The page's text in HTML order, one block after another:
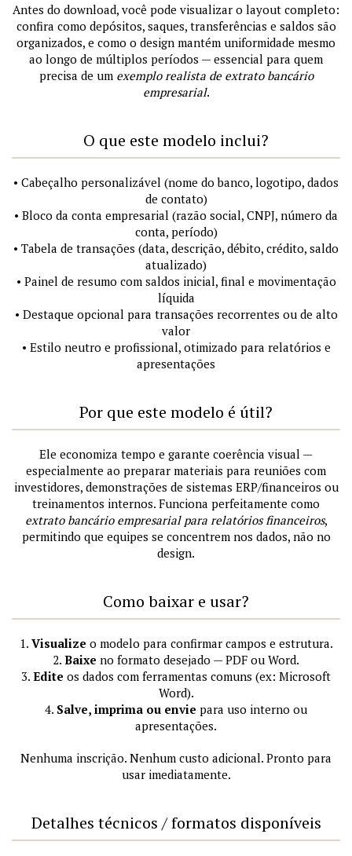
Antes do download, você pode visualizar o layout completo:
confira como depósitos, saques, transferências e saldos são
organizados, e como o design mantém uniformidade mesmo
ao longo de múltiplos períodos — essencial para quem
precisa de um exemplo realista de extrato bancário
empresarial.
O que este modelo inclui?
• Cabeçalho personalizável (nome do banco, logotipo, dados
de contato)
• Bloco da conta empresarial (razão social, CNPJ, número da
conta, período)
• Tabela de transações (data, descrição, débito, crédito, saldo
atualizado)
• Painel de resumo com saldos inicial, final e movimentação
líquida
• Destaque opcional para transações recorrentes ou de alto
valor
• Estilo neutro e profissional, otimizado para relatórios e
apresentações
Por que este modelo é útil?
Ele economiza tempo e garante coerência visual —
especialmente ao preparar materiais para reuniões com
investidores, demonstrações de sistemas ERP/financeiros ou
treinamentos internos. Funciona perfeitamente como
extrato bancário empresarial para relatórios financeiros,
permitindo que equipes se concentrem nos dados, não no
design.
Como baixar e usar?
1. Visualize o modelo para confirmar campos e estrutura.
2. Baixe no formato desejado — PDF ou Word.
3. Edite os dados com ferramentas comuns (ex: Microsoft
Word).
4. Salve, imprima ou envie para uso interno ou
apresentações.
Nenhuma inscrição. Nenhum custo adicional. Pronto para
usar imediatamente.
Detalhes técnicos / formatos disponíveis